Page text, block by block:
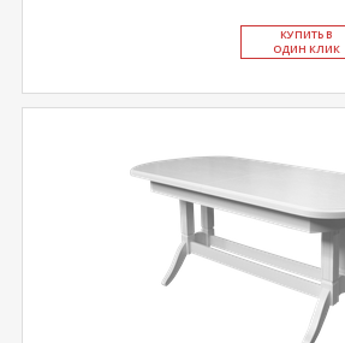
КУ­ПИТЬ В
ОДИН КЛИК